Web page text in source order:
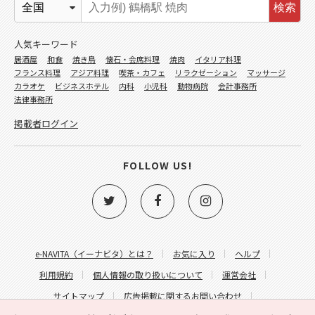
e-NAVITA（イーナビタ）とは？ お気に入り
ヘルプ
利用規約
個人情報の取り扱いについて
運営会社
サイトマップ
広告掲載に関するお問い合わせ
検索
人気キーワード
居酒屋 和食 焼き鳥 懐石・会席料理 焼肉
イタリア料理
フランス料理
アジア料理 喫茶・カフェ リラクゼーション
マッサージ
カラオケ
ビジネスホテル 内科 小児科 動物病院
会計事務所
法律事務所
掲載者ログイン
FOLLOW US!